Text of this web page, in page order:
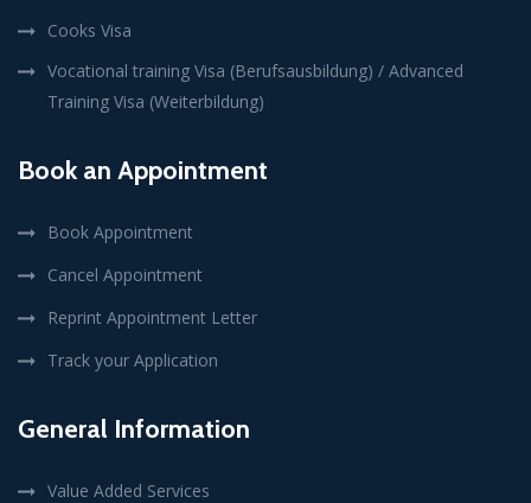
Cooks Visa
Vocational training Visa (Berufsausbildung) / Advanced
Training Visa (Weiterbildung)
Book an Appointment
Book Appointment
Cancel Appointment
Reprint Appointment Letter
Track your Application
General Information
Value Added Services